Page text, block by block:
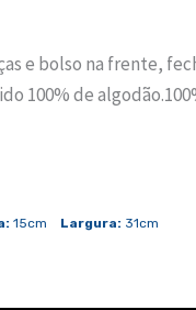
e bolso na frente,
100% de
15cm Largura: 31cm